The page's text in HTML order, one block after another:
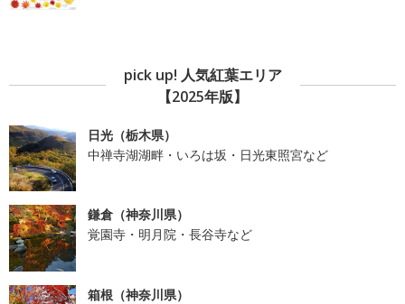
pick up! 人気紅葉エリア
【2025年版】
日光（栃木県）
中禅寺湖湖畔・いろは坂・日光東照宮など
鎌倉（神奈川県）
覚園寺・明月院・長谷寺など
箱根（神奈川県）